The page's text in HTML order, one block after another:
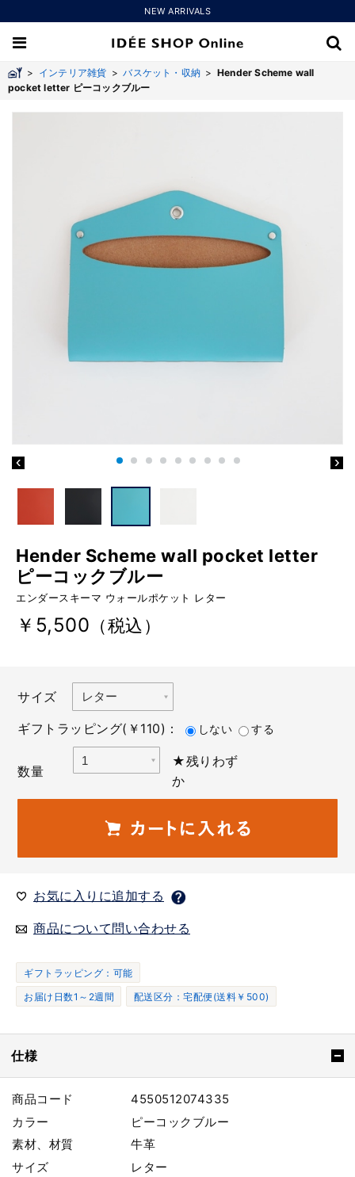
NEW ARRIVALS
> インテリア雑貨 >バスケット・収納 >Hender Scheme wall
pocket letter ピーコックブルー
Hender Scheme wall pocket letter
ピーコックブルー
エンダースキーマ ウォールポケット レター
￥5,500 （税込）
サイズ
ギフトラッピング(￥110)：
しない する
数量
★残りわず
か
お気に入りに追加する
商品について問い合わせる
ギフトラッピング：可能
お届け日数1～2週間
配送区分：宅配便(送料￥500)
仕様
商品コード
4550512074335
カラー
ピーコックブルー
素材、材質
牛革
サイズ
レター